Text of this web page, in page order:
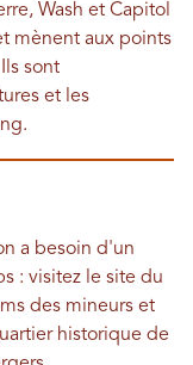
Wash et Capitol
mènent aux points
sont
et les
a besoin d'un
: visitez le site du
des mineurs et
historique de